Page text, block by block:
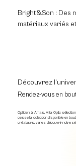
Bright&Son : Des
matériaux variés
Rendez-vous en
Découvrez
Opticien à Arras, Aria Optic
cesse la collection disponible en
créateurs, venez découvrir notre